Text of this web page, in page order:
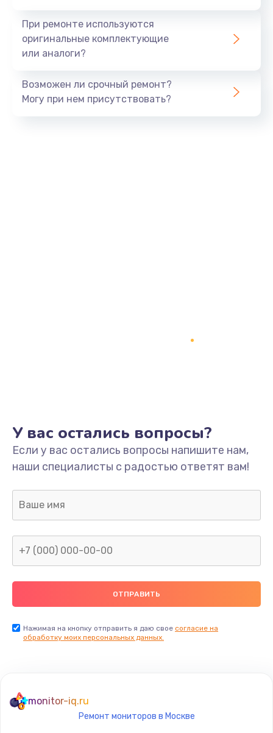
Заказать
1060 руб.
995 руб.
Заказать
Замена шлейфа матрицы
2600 руб.
Замена видеочипа
Ремонт разъема питания
745 руб.
При ремонте используются
оригинальные комплектующие
или аналоги?
Возможен ли срочный ремонт?
Могу при нем присутствовать?
У вас остались вопросы?
Если у вас остались вопросы напишите нам,
наши специалисты с радостью ответят вам!
Нажимая на кнопку отправить я даю свое согласие на
обработку моих персональных данных.
monitor-iq.ru
Ремонт мониторов в Москве